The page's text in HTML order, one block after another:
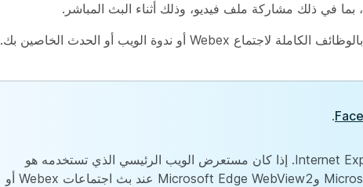
، بما في ذلك مشاركة ملف فيديو، وذلك أثناء البث المباشر.
أثناء قيامك ببث اجتماع أو ندوة ويب أو حدث إلى Facebook، ستظل تتمتع بالوظائف الكاملة لاجتماع Webex أو ندوة الويب أو الحدث الخاصين بك.
.
قامت شركة Microsoft بإيقاف الدعم المقدم للمستعرض Internet Explorer. إذا كان مستعرض الويب الرئيسي الذي تستخدمه هو
Internet Explorer، فقد يُطلب منك تثبيت Microsoft Edge Chromium وMicrosoft Edge WebView2 عند بث اجتماعات Webex أو